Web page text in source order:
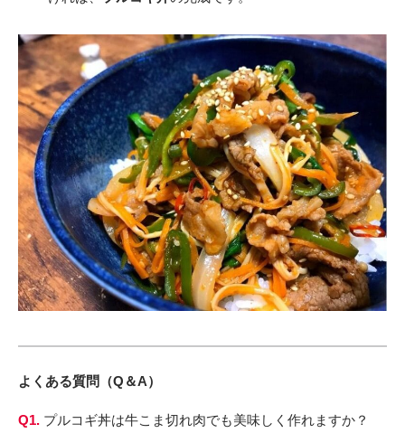
よくある質問（Q＆A）
Q1. プルコギ丼は牛こま切れ肉でも美味しく作れますか？